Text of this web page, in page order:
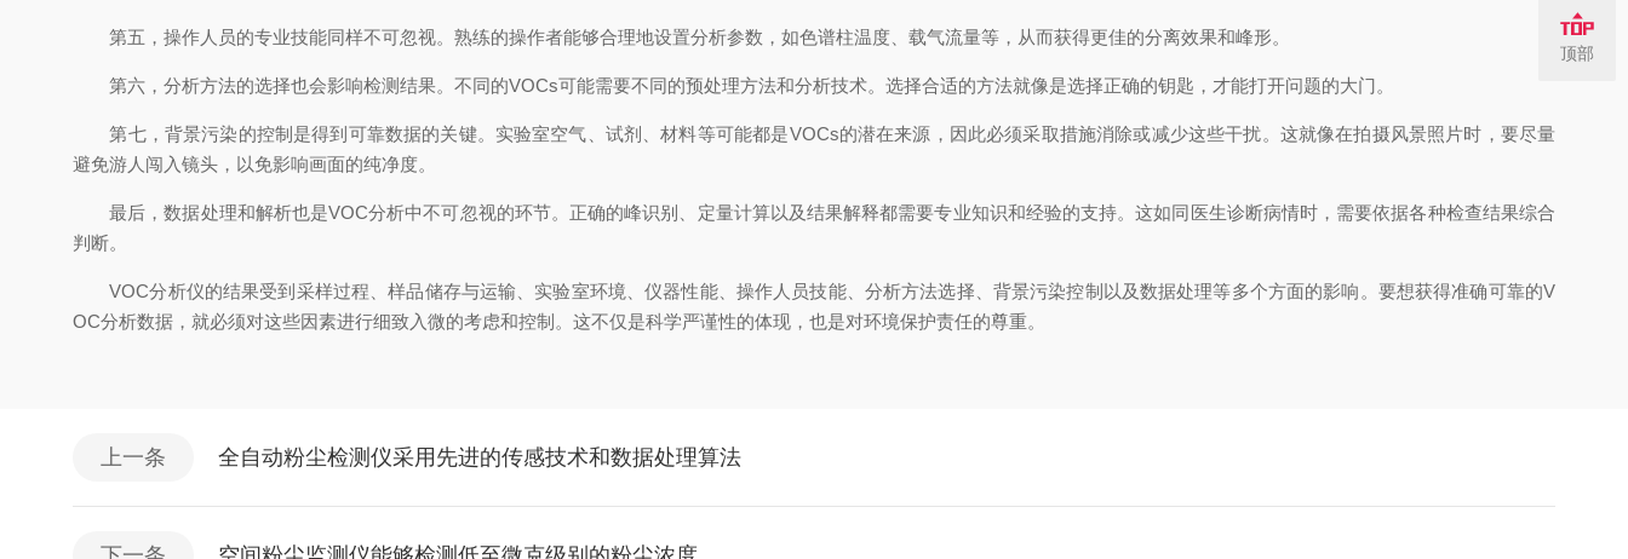
第五，操作人员的专业技能同样不可忽视。熟练的操作者能够合理地设置分析参数，如色谱柱温度、载气流量等，从而获得更佳的分离效果和峰形。
第六，分析方法的选择也会影响检测结果。不同的VOCs可能需要不同的预处理方法和分析技术。选择合适的方法就像是选择正确的钥匙，才能打开问题的大门。
第七，背景污染的控制是得到可靠数据的关键。实验室空气、试剂、材料等可能都是VOCs的潜在来源，因此必须采取措施消除或减少这些干扰。这就像在拍摄风景照片时，要尽量
避免游人闯入镜头，以免影响画面的纯净度。
最后，数据处理和解析也是VOC分析中不可忽视的环节。正确的峰识别、定量计算以及结果解释都需要专业知识和经验的支持。这如同医生诊断病情时，需要依据各种检查结果综合
判断。
VOC分析仪的结果受到采样过程、样品储存与运输、实验室环境、仪器性能、操作人员技能、分析方法选择、背景污染控制以及数据处理等多个方面的影响。要想获得准确可靠的V
OC分析数据，就必须对这些因素进行细致入微的考虑和控制。这不仅是科学严谨性的体现，也是对环境保护责任的尊重。
上一条 全自动粉尘检测仪采用先进的传感技术和数据处理算法
顶部